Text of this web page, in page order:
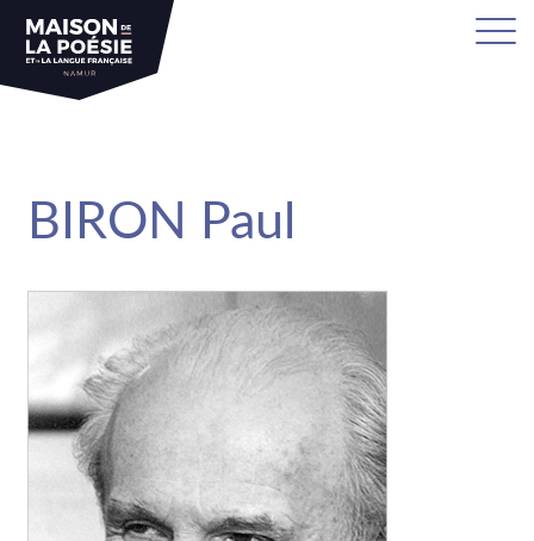
BIRON Paul